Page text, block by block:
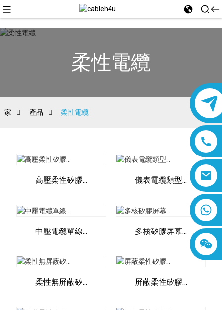
8618019377761
柔性電纜
家 產品 柔性電纜
高壓柔性矽膠... 儀表電纜類型...
中壓電纜單線... 多核矽膠屏幕...
柔性無屏蔽矽... 屏蔽柔性矽膠…